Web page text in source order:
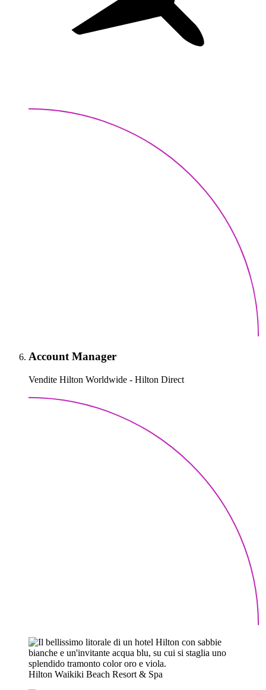
Account Manager
Vendite Hilton Worldwide - Hilton Direct
Hilton Waikiki Beach Resort & Spa